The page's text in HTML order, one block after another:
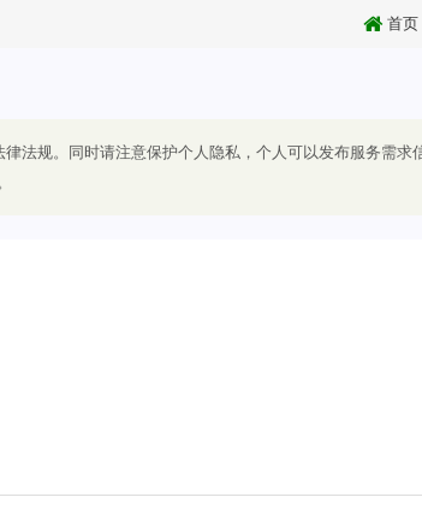
首页
法规。同时请注意保护个人隐私，个人可以发布服务需求